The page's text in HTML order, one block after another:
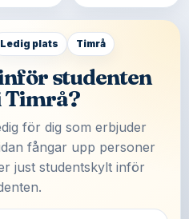
Ledig plats Timrå
studenten
Timrå?
för dig som erbjuder
fångar upp personer
just studentskylt inför